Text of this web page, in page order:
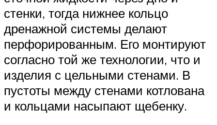
стенки, тогда нижнее кольцо
дренажной системы делают
перфорированным. Его монтируют
согласно той же технологии, что и
изделия с цельными стенами. В
пустоты между стенами котлована
и кольцами насыпают щебенку.